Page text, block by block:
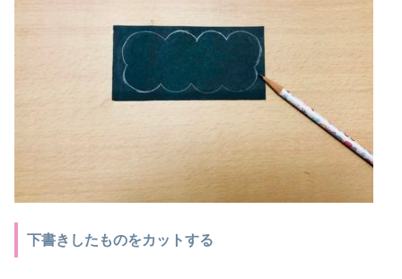
下書きしたものをカットする